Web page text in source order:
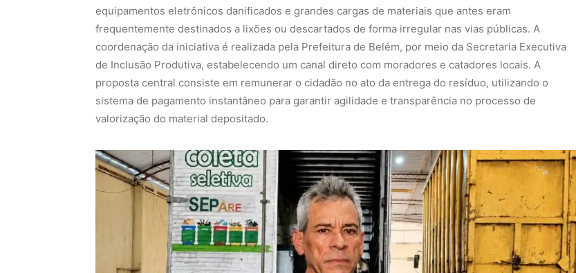
equipamentos eletrônicos danificados e grandes cargas de materiais que antes eram
frequentemente destinados a lixões ou descartados de forma irregular nas vias públicas. A
coordenação da iniciativa é realizada pela Prefeitura de Belém, por meio da Secretaria Executiva
de Inclusão Produtiva, estabelecendo um canal direto com moradores e catadores locais. A
proposta central consiste em remunerar o cidadão no ato da entrega do resíduo, utilizando o
sistema de pagamento instantâneo para garantir agilidade e transparência no processo de
valorização do material depositado.